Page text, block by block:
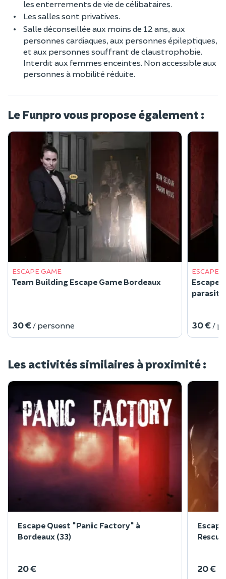
les enterrements de vie de célibataires.
Les salles sont privatives.
Salle déconseillée aux moins de 12 ans, aux
personnes cardiaques, aux personnes épileptiques,
et aux personnes souffrant de claustrophobie.
Interdit aux femmes enceintes. Non accessible aux
personnes à mobilité réduite.
Le Funpro vous propose également :
ESCAPE GAME
Team Building Escape Game Bordeaux
30 € / personne
ESCAPE
Escape
30 € /
Les activités similaires à proximité :
Escape Quest "Panic Factory" à
Bordeaux (33)
20 € 20 €